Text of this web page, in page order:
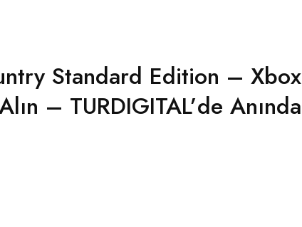
Standard Edition – Xbox
– TURDIGITAL’de Anında